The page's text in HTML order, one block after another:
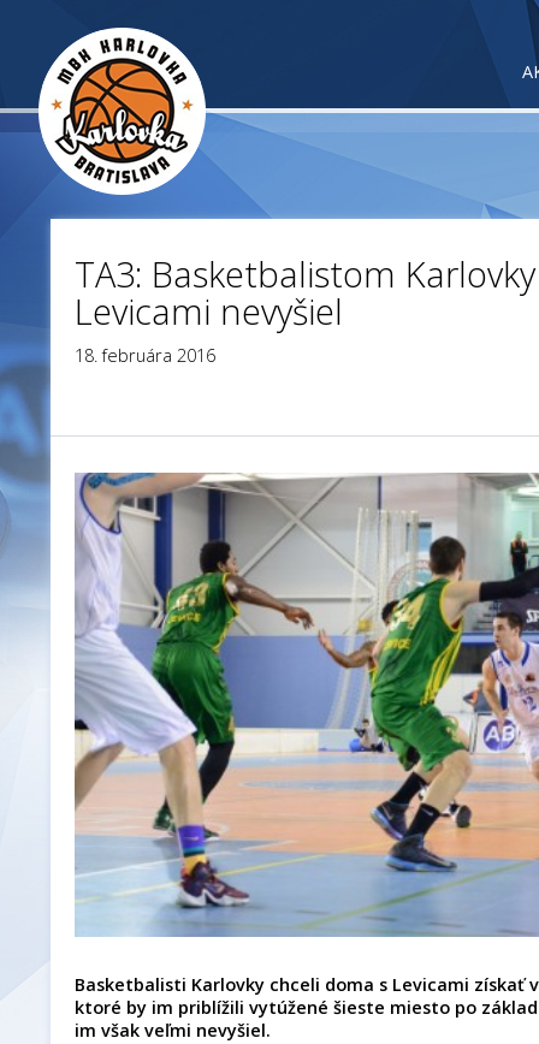
TA3: Basketbalistom
Levicami nevyšiel
18. februára 2016
Basketbalisti Karlovky chceli doma s Levicami získať
ktoré by im priblížili vytúžené šieste miesto po
im však veľmi nevyšiel.